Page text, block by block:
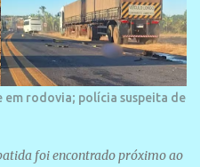
rodovia; polícia suspeita de
foi encontrado próximo ao